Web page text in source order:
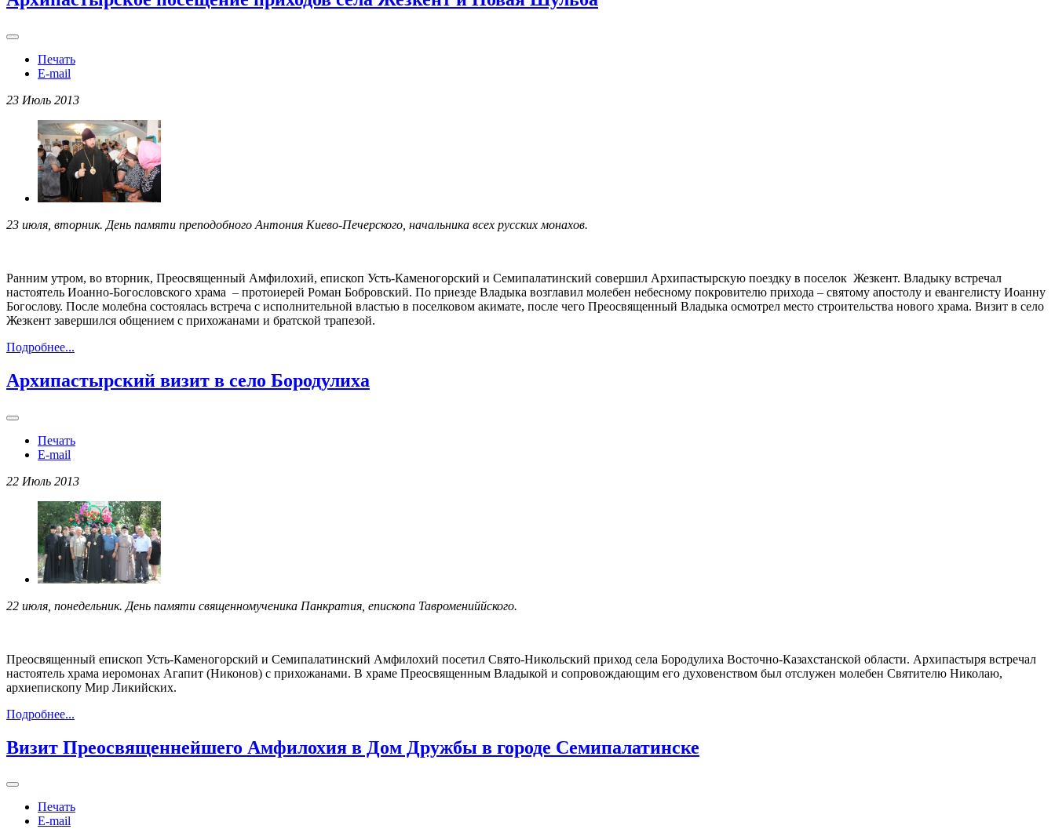
Печать
E-mail
23 Июль 2013
23 июля, вторник. День памяти преподобного Антония Киево-Печерского, начальника всех русских монахов.
Ранним утром, во вторник, Преосвященный Амфилохий, епископ Усть-Каменогорский и Семипалатинский совершил Архипастырскую поездку в поселок Жезкент. Владыку встречал
настоятель Иоанно-Богословского храма – протоиерей Роман Бобровский. По приезде Владыка возглавил молебен небесному покровителю прихода – святому апостолу и евангелисту Иоанну
Богослову. После молебна состоялась встреча с исполнительной властью в поселковом акимате, после чего Преосвященный Владыка осмотрел место строительства нового храма. Визит в село
Жезкент завершился общением с прихожанами и братской трапезой.
Подробнее...
Архипастырский визит в село Бородулиха
Печать
E-mail
22 Июль 2013
22 июля, понедельник. День памяти священномученика Панкратия, епископа Тавромениййского.
Преосвященный епископ Усть-Каменогорский и Семипалатинский Амфилохий посетил Свято-Никольский приход села Бородулиха Восточно-Казахстанской области. Архипастыря встречал
настоятель храма иеромонах Агапит (Никонов) с прихожанами. В храме Преосвященным Владыкой и сопровождающим его духовенством был отслужен молебен Святителю Николаю,
архиепископу Мир Ликийских.
Подробнее...
Визит Преосвященнейшего Амфилохия в Дом Дружбы в городе Семипалатинске
Печать
E-mail